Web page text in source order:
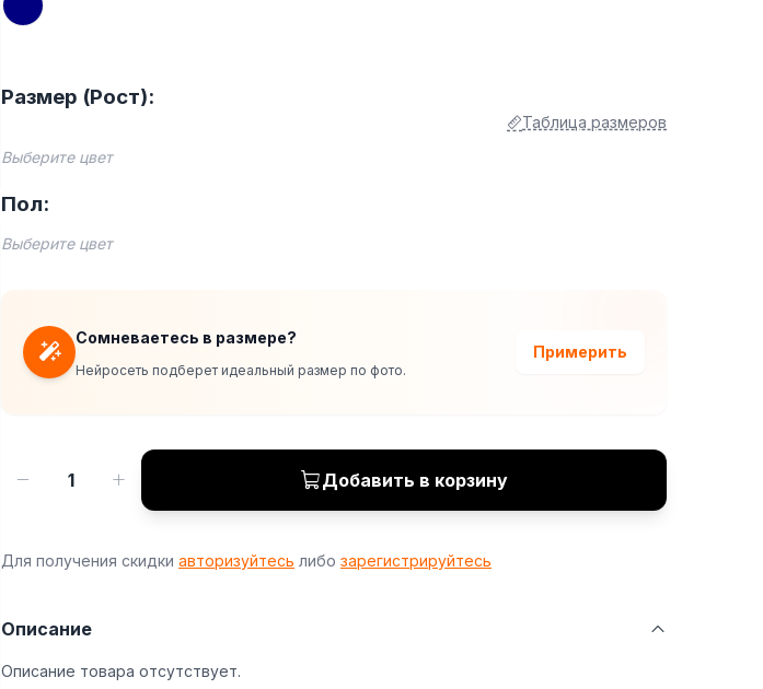
Размер (Рост):
Таблица размеров
Выберите цвет
Пол:
Выберите цвет
Сомневаетесь в размере?
Нейросеть подберет идеальный размер по фото.
Примерить
1 Добавить в корзину
Для получения скидки авторизуйтесь либо зарегистрируйтесь
Описание
Описание товара отсутствует.